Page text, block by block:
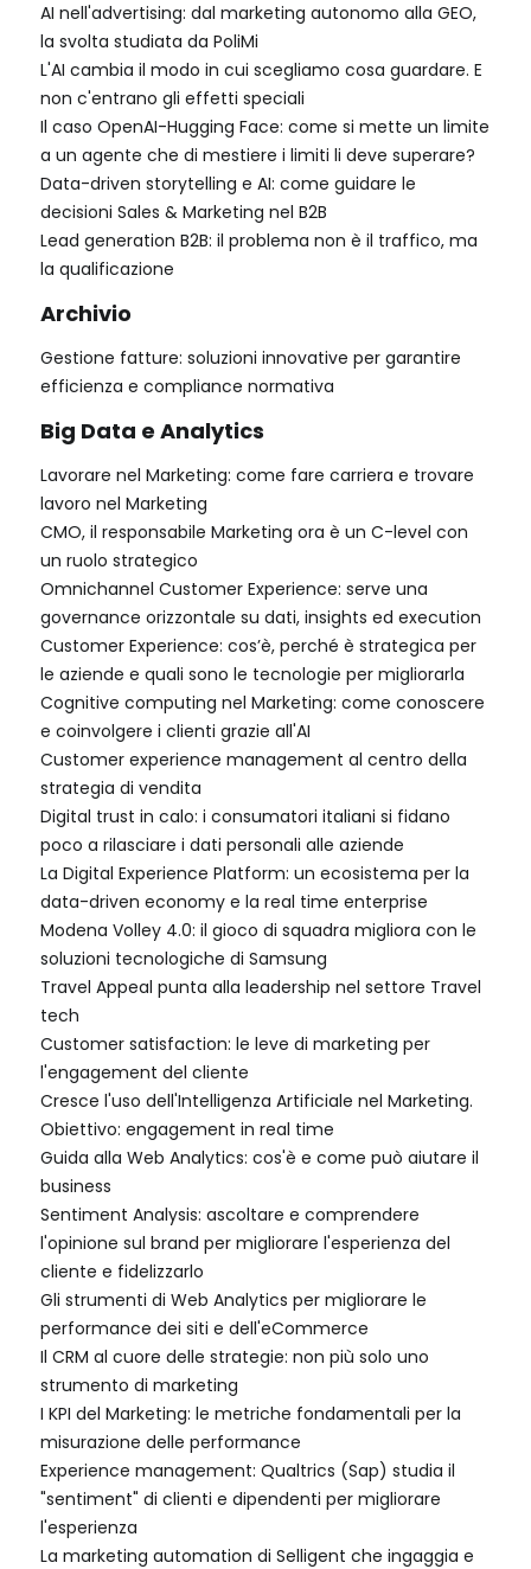
AI nell'advertising: dal marketing autonomo alla GEO,
la svolta studiata da PoliMi
L'AI cambia il modo in cui scegliamo cosa guardare. E
non c'entrano gli effetti speciali
Il caso OpenAI-Hugging Face: come si mette un limite
a un agente che di mestiere i limiti li deve superare?
Data-driven storytelling e AI: come guidare le
decisioni Sales & Marketing nel B2B
Lead generation B2B: il problema non è il traffico, ma
la qualificazione
Archivio
Gestione fatture: soluzioni innovative per garantire
efficienza e compliance normativa
Big Data e Analytics
Lavorare nel Marketing: come fare carriera e trovare
lavoro nel Marketing
CMO, il responsabile Marketing ora è un C-level con
un ruolo strategico
Omnichannel Customer Experience: serve una
governance orizzontale su dati, insights ed execution
Customer Experience: cos’è, perché è strategica per
le aziende e quali sono le tecnologie per migliorarla
Cognitive computing nel Marketing: come conoscere
e coinvolgere i clienti grazie all'AI
Customer experience management al centro della
strategia di vendita
Digital trust in calo: i consumatori italiani si fidano
poco a rilasciare i dati personali alle aziende
La Digital Experience Platform: un ecosistema per la
data-driven economy e la real time enterprise
Modena Volley 4.0: il gioco di squadra migliora con le
soluzioni tecnologiche di Samsung
Travel Appeal punta alla leadership nel settore Travel
tech
Customer satisfaction: le leve di marketing per
l'engagement del cliente
Cresce l'uso dell'Intelligenza Artificiale nel Marketing.
Obiettivo: engagement in real time
Guida alla Web Analytics: cos'è e come può aiutare il
business
Sentiment Analysis: ascoltare e comprendere
l'opinione sul brand per migliorare l'esperienza del
cliente e fidelizzarlo
Gli strumenti di Web Analytics per migliorare le
performance dei siti e dell'eCommerce
Il CRM al cuore delle strategie: non più solo uno
strumento di marketing
I KPI del Marketing: le metriche fondamentali per la
misurazione delle performance
Experience management: Qualtrics (Sap) studia il
"sentiment" di clienti e dipendenti per migliorare
l'esperienza
La marketing automation di Selligent che ingaggia e